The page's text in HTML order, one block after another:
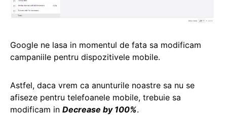
Google ne lasa in momentul de fata sa modificam
campaniile pentru dispozitivele mobile.
Astfel, daca vrem ca anunturile noastre sa nu se
afiseze pentru telefoanele mobile, trebuie sa
modificam in Decrease by 100%.